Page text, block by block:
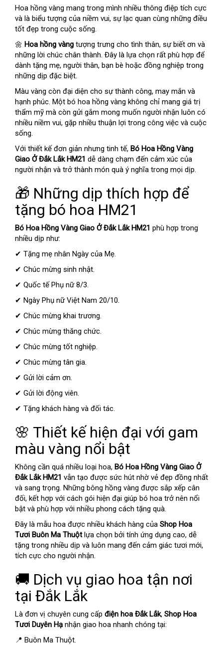
Hoa hồng vàng mang trong mình nhiều thông điệp tích cực
và là biểu tượng của niềm vui, sự lạc quan cùng những điều
tốt đẹp trong cuộc sống.
🌼 Hoa hồng vàng tượng trưng cho tình thân, sự biết ơn và
những lời chúc chân thành. Đây là lựa chọn rất phù hợp để
dành tặng mẹ, người thân, bạn bè hoặc đồng nghiệp trong
những dịp đặc biệt.
Màu vàng còn đại diện cho sự thành công, may mắn và
hạnh phúc. Một bó hoa hồng vàng không chỉ mang giá trị
thẩm mỹ mà còn gửi gắm mong muốn người nhận luôn có
nhiều niềm vui, gặp nhiều thuận lợi trong công việc và cuộc
sống.
Với thiết kế đơn giản nhưng tinh tế, Bó Hoa Hồng Vàng
Giao Ở Đắk Lắk HM21 dễ dàng chạm đến cảm xúc của
người nhận và trở thành món quà ý nghĩa trong mọi dịp.
🎁 Những dịp thích hợp để
tặng bó hoa HM21
Bó Hoa Hồng Vàng Giao Ở Đắk Lắk HM21 phù hợp trong
nhiều dịp như:
✔ Tặng mẹ nhân Ngày của Mẹ.
✔ Chúc mừng sinh nhật.
✔ Quốc tế Phụ nữ 8/3.
✔ Ngày Phụ nữ Việt Nam 20/10.
✔ Chúc mừng khai trương.
✔ Chúc mừng thăng chức.
✔ Chúc mừng tốt nghiệp.
✔ Chúc mừng tân gia.
✔ Gửi lời cảm ơn.
✔ Gửi lời động viên.
✔ Tặng khách hàng và đối tác.
🌸 Thiết kế hiện đại với gam
màu vàng nổi bật
Không cần quá nhiều loại hoa, Bó Hoa Hồng Vàng Giao Ở
Đắk Lắk HM21 vẫn tạo được sức hút nhờ vẻ đẹp đồng nhất
và sang trọng. Những bông hồng vàng được sắp xếp cân
đối, kết hợp với cách gói hiện đại giúp bó hoa trở nên nổi
bật và phù hợp với nhiều phong cách tặng quà.
Đây là mẫu hoa được nhiều khách hàng của Shop Hoa
Tươi Buôn Ma Thuộtlựa chọn bởi tính ứng dụng cao, dễ
tặng trong nhiều dịp và luôn mang đến cảm giác tươi mới,
tích cực cho người nhận.
🚚 Dịch vụ giao hoa tận nơi
tại Đắk Lắk
Là đơn vị chuyên cung cấp điện hoa Đắk Lắk, Shop Hoa
Tươi Duyên Hạ nhận giao hoa nhanh chóng tại:
📍 Buôn Ma Thuột.